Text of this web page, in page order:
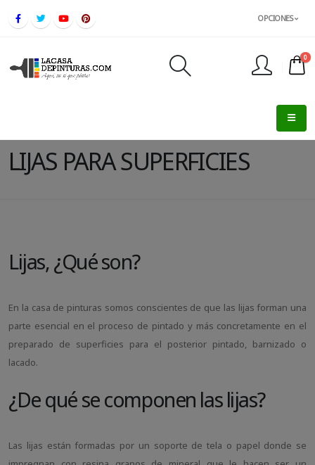
OPCIONES
0
LIJAS PARA SUPERFICIES
Lijas, ¿Qué son?
En la casa de pinturas somos conscientes de que las lijas forman una
parte esencial en el proceso de pintado y más concretamente en el
preparado de superficies para el posterior pintado, barnizado o
lacado.
¿De qué se componen las lijas?
Las lijas están formadas por un soporte de tela o papel donde se